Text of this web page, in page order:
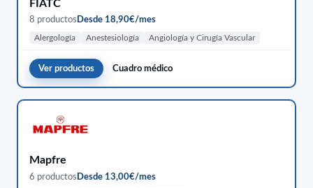
FIATC
8 productos Desde 18,90€/mes
Alergología Anestesiología Angiología y Cirugía Vascular
Ver productos Cuadro médico
Mapfre
6 productos Desde 13,00€/mes